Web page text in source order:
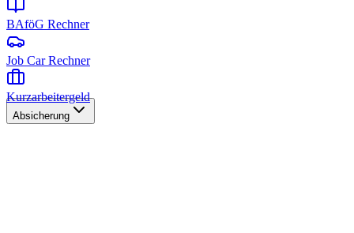
BAföG Rechner
Job Car Rechner
Kurzarbeitergeld
Absicherung